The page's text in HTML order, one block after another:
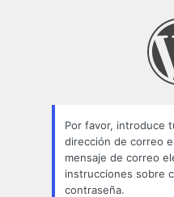
Por favor, introduce
dirección de correo
mensaje de correo
instrucciones sobre
contraseña.